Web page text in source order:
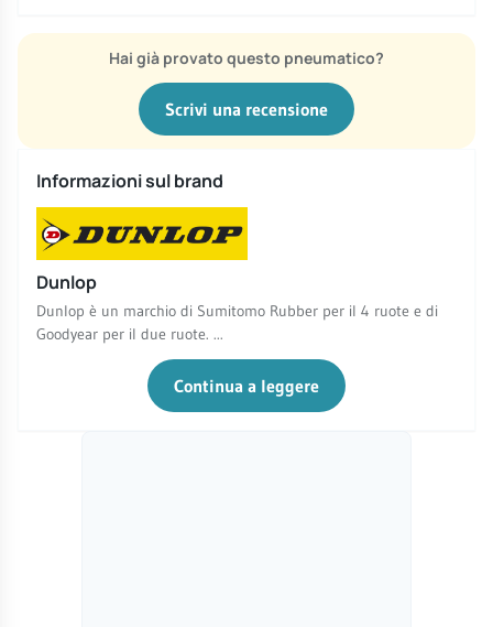
Hai già provato questo pneumatico?
Scrivi una recensione
Informazioni sul brand
Dunlop
Dunlop è un marchio di Sumitomo Rubber per il 4 ruote e di
Goodyear per il due ruote. ...
Continua a leggere